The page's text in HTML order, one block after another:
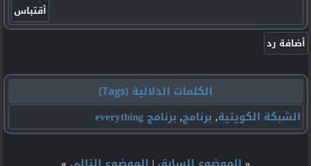
الكلمات الدلالية (Tags)
الشبكة الكويتية, برنامج, برنامج everything